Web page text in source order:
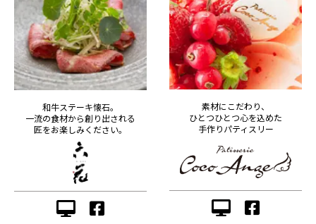
和牛ステーキ懐石。
一流の食材から創り出される
匠をお楽しみください。
素材にこだわり、
ひとつひとつ心を込めた
手作りパティスリー